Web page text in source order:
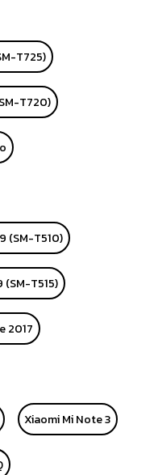
T725)
T720)
(SM-T510)
(SM-T515)
2017
Xiaomi Mi Note 3